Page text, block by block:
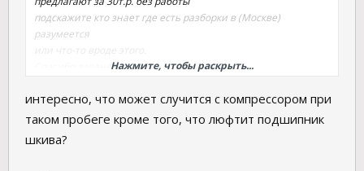
подскажите кто знает где есть разборки в (Москве)
разумеется
Спасибо заранее.Нажмите, чтобы раскрыть...
интересно, что может случится с компрессором при
таком пробеге кроме того, что люфтит подшипник
шкива?